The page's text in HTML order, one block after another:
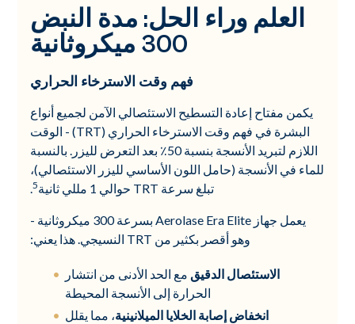
العلم وراء الحل: مدة النبض
300 ميكروثانية
فهم وقت الاسترخاء الحراري
يكمن مفتاح إعادة التسطيح الاستئصالي الآمن لجميع أنواع
البشرة في فهم وقت الاسترخاء الحراري (TRT) - الوقت
اللازم لتبريد الأنسجة بنسبة 50٪ بعد التعرض لليزر. بالنسبة
للماء في الأنسجة (حامل اللون الأساسي لليزر الاستئصالي)،
تبلغ سرعة TRT حوالي 1 مللي ثانية
5
.
يعمل جهاز Aerolase Era Elite بسرعة 300 ميكروثانية -
وهو أقصر بكثير من TRT النسيجي. هذا يعني:
الاستئصال الدقيق مع الحد الأدنى من انتشار
الحرارة إلى الأنسجة المحيطة
انخفاض إصابة الخلايا الميلانينية، مما يقلل